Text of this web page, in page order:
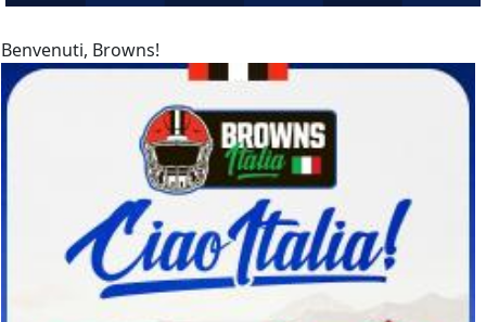
Benvenuti, Browns!